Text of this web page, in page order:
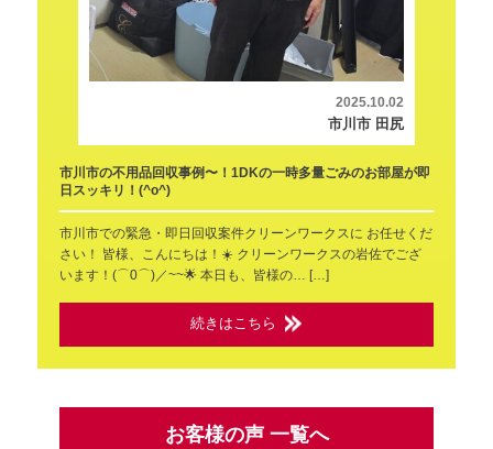
2025.10.02
市川市 田尻
市川市の不用品回収事例〜！1DKの一時多量ごみのお部屋が即
日スッキリ！(^o^)
市川市での緊急・即日回収案件クリーンワークスに お任せくだ
さい！ 皆様、こんにちは！☀️ クリーンワークスの岩佐でござ
います！(⌒0⌒)／~~🌟 本日も、皆様の… […]
続きはこちら
お客様の声 一覧へ